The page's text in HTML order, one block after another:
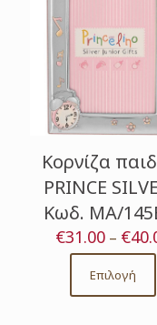
Κορνίζα
PRINCE
Κωδ. MA/
€31.00 – €
Επιλογή
This
product